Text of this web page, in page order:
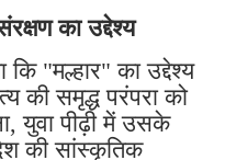
का उद्देश्य
"मल्हार" का उद्देश्य
की समृद्ध परंपरा को
युवा पीढ़ी में उसके
की सांस्कृतिक